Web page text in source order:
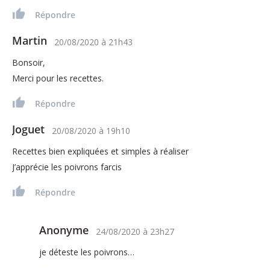
Répondre
Martin 20/08/2020 à 21h43
Bonsoir,
Merci pour les recettes.
Répondre
Joguet 20/08/2020 à 19h10
Recettes bien expliquées et simples à réaliser
J’apprécie les poivrons farcis
Répondre
Anonyme 24/08/2020 à 23h27
je déteste les poivrons…